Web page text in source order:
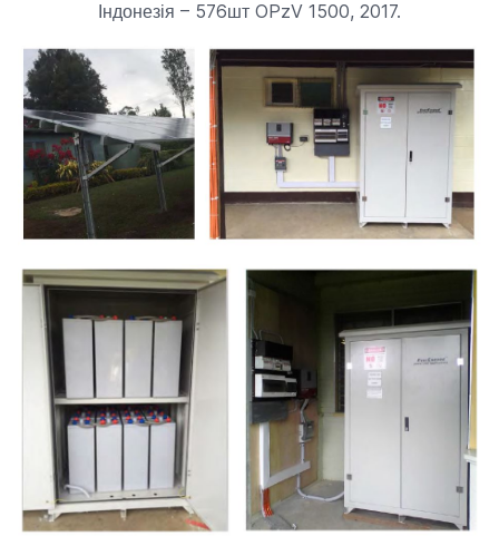
Індонезія – 576шт OPzV 1500, 2017.